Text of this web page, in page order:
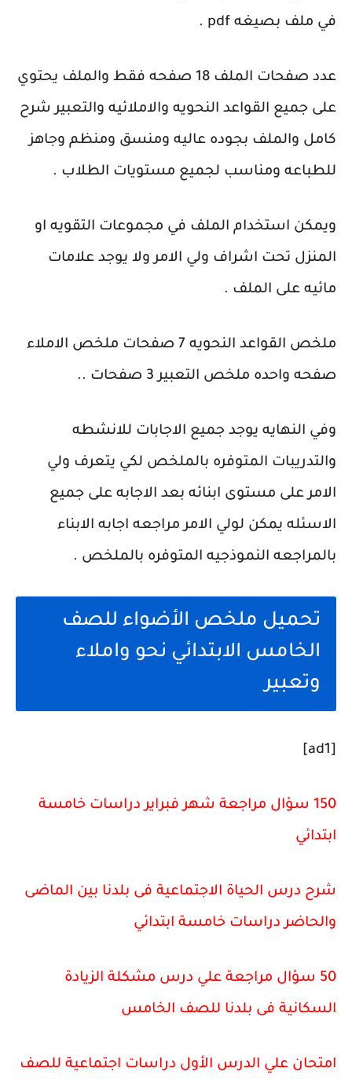
في ملف بصيغه pdf .
عدد صفحات الملف 18 صفحه فقط والملف يحتوي
على جميع القواعد النحويه والاملائيه والتعبير شرح
كامل والملف بجوده عاليه ومنسق ومنظم وجاهز
للطباعه ومناسب لجميع مستويات الطلاب .
ويمكن استخدام الملف في مجموعات التقويه او
المنزل تحت اشراف ولي الامر ولا يوجد علامات
مائيه على الملف .
ملخص القواعد النحويه 7 صفحات ملخص الاملاء
صفحه واحده ملخص التعبير 3 صفحات ..
وفي النهايه يوجد جميع الاجابات للانشطه
والتدريبات المتوفره بالملخص لكي يتعرف ولي
الامر على مستوى ابنائه بعد الاجابه على جميع
الاسئله يمكن لولي الامر مراجعه اجابه الابناء
بالمراجعه النموذجيه المتوفره بالملخص .
تحميل ملخص الأضواء للصف
الخامس الابتدائي نحو واملاء
وتعبير
[ad1]
150 سؤال مراجعة شهر فبراير دراسات خامسة
ابتدائي
شرح درس الحياة الاجتماعية فى بلدنا بين الماضى
والحاضر دراسات خامسة ابتدائي
50 سؤال مراجعة علي درس مشكلة الزيادة
السكانية فى بلدنا للصف الخامس
امتحان علي الدرس الأول دراسات اجتماعية للصف